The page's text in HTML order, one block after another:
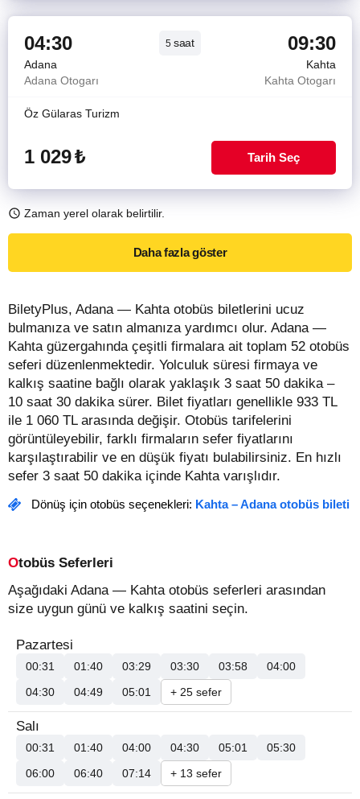
04:30 5 saat 09:30
Adana
Kahta
Adana Otogarı
Kahta Otogarı
Öz Gülaras Turizm
1 029₺ Tarih Seç
Zaman yerel olarak belirtilir.
Daha fazla göster
BiletyPlus, Adana — Kahta otobüs biletlerini ucuz
bulmanıza ve satın almanıza yardımcı olur. Adana —
Kahta güzergahında çeşitli firmalara ait toplam 52 otobüs
seferi düzenlenmektedir. Yolculuk süresi firmaya ve
kalkış saatine bağlı olarak yaklaşık 3 saat 50 dakika –
10 saat 30 dakika sürer. Bilet fiyatları genellikle 933 TL
ile 1 060 TL arasında değişir. Otobüs tarifelerini
görüntüleyebilir, farklı firmaların sefer fiyatlarını
karşılaştırabilir ve en düşük fiyatı bulabilirsiniz. En hızlı
sefer 3 saat 50 dakika içinde Kahta varışlıdır.
Dönüş için otobüs seçenekleri: Kahta – Adana otobüs bileti
Otobüs Seferleri
Aşağıdaki Adana — Kahta otobüs seferleri arasından
size uygun günü ve kalkış saatini seçin.
Pazartesi
00:31 01:40 03:29 03:30 03:58
04:00
04:30
04:49 05:01 + 25 sefer
Salı
00:31 01:40 04:00 04:30 05:01
05:30
06:00
06:40 07:14 + 13 sefer